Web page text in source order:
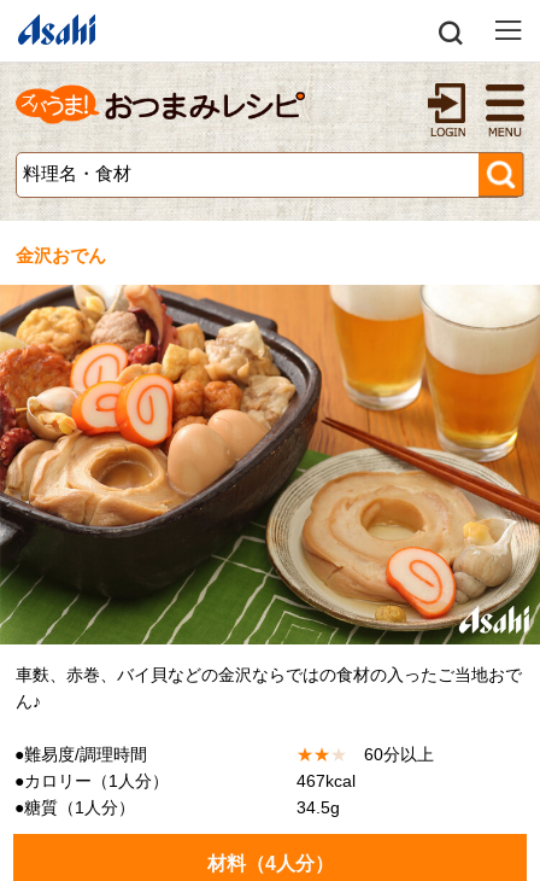
金沢おでん
車麩、赤巻、バイ貝などの金沢ならではの食材の入ったご当地おで
ん♪
●難易度/調理時間 ★★★
60分以上
●カロリー（1人分）
467kcal
●糖質（1人分）
34.5g
材料（4人分）